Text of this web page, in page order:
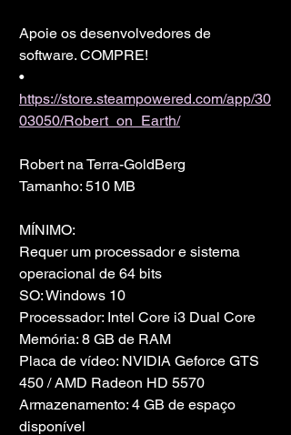
Apoie os desenvolvedores de
software. COMPRE!
•
https://store.steampowered.com/app/30
03050/Robert_on_Earth/
Robert na Terra-GoldBerg
Tamanho: 510 MB
MÍNIMO:
Requer um processador e sistema
operacional de 64 bits
SO: Windows 10
Processador: Intel Core i3 Dual Core
Memória: 8 GB de RAM
Placa de vídeo: NVIDIA Geforce GTS
450 / AMD Radeon HD 5570
Armazenamento: 4 GB de espaço
disponível